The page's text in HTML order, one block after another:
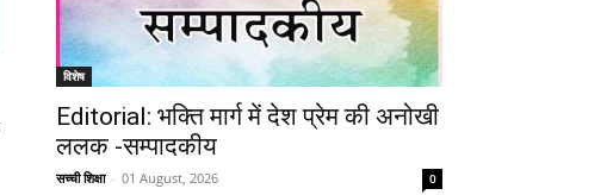
विशेष
Editorial: भक्ति मार्ग में देश प्रेम की अनोखी
ललक -सम्पादकीय
सच्ची शिक्षा - 01 August, 2026 0